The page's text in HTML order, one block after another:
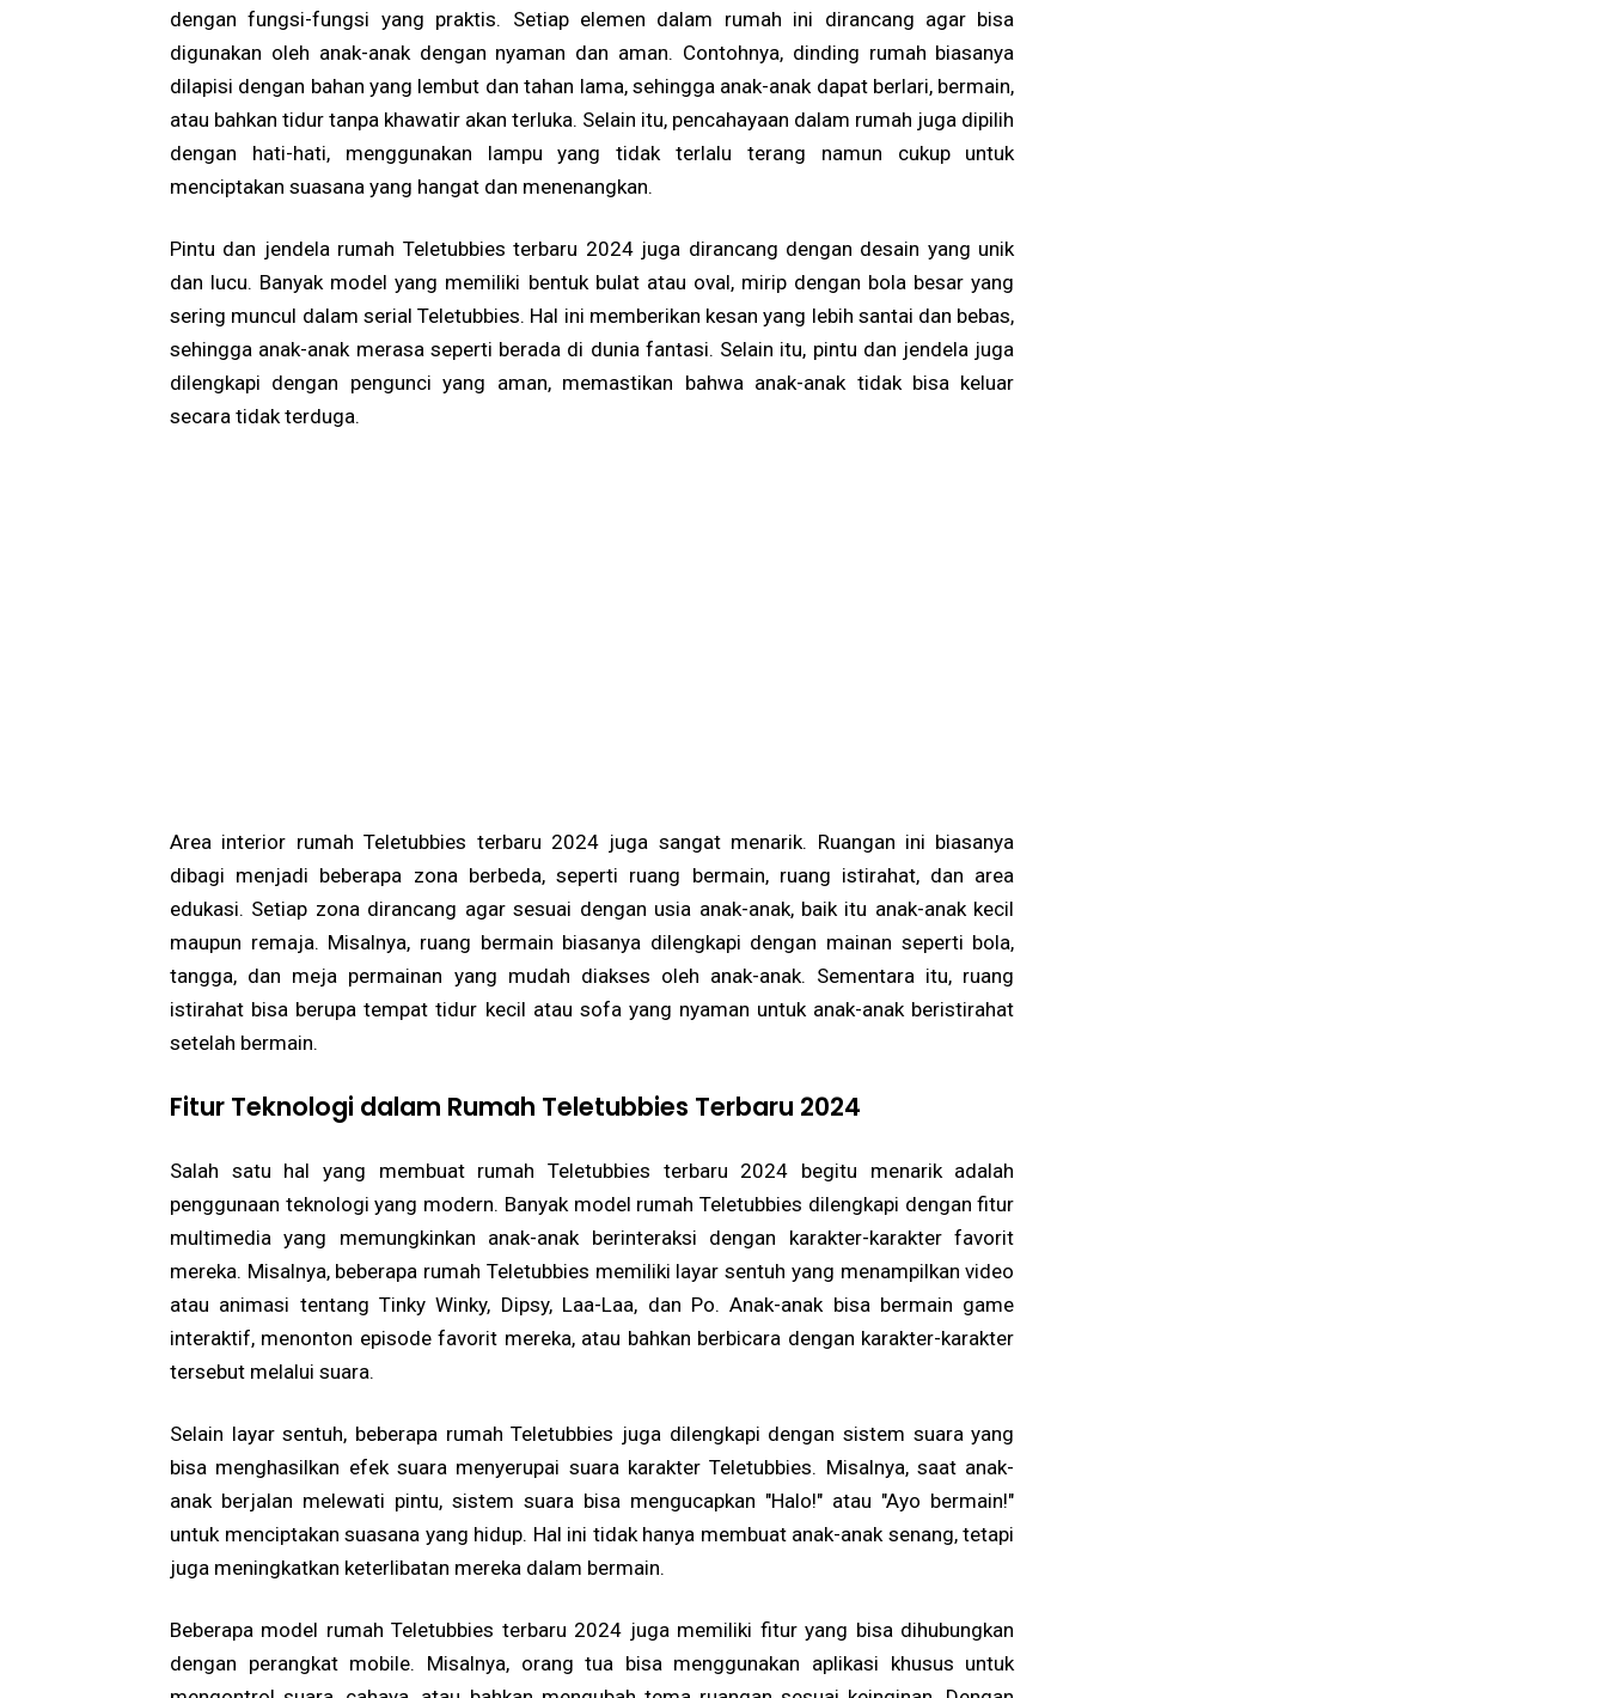
dengan fungsi-fungsi yang praktis. Setiap elemen dalam rumah ini dirancang agar bisa
digunakan oleh anak-anak dengan nyaman dan aman. Contohnya, dinding rumah biasanya
dilapisi dengan bahan yang lembut dan tahan lama, sehingga anak-anak dapat berlari, bermain,
atau bahkan tidur tanpa khawatir akan terluka. Selain itu, pencahayaan dalam rumah juga dipilih
dengan hati-hati, menggunakan lampu yang tidak terlalu terang namun cukup untuk
menciptakan suasana yang hangat dan menenangkan.
Pintu dan jendela rumah Teletubbies terbaru 2024 juga dirancang dengan desain yang unik
dan lucu. Banyak model yang memiliki bentuk bulat atau oval, mirip dengan bola besar yang
sering muncul dalam serial Teletubbies. Hal ini memberikan kesan yang lebih santai dan bebas,
sehingga anak-anak merasa seperti berada di dunia fantasi. Selain itu, pintu dan jendela juga
dilengkapi dengan pengunci yang aman, memastikan bahwa anak-anak tidak bisa keluar
secara tidak terduga.
Area interior rumah Teletubbies terbaru 2024 juga sangat menarik. Ruangan ini biasanya
dibagi menjadi beberapa zona berbeda, seperti ruang bermain, ruang istirahat, dan area
edukasi. Setiap zona dirancang agar sesuai dengan usia anak-anak, baik itu anak-anak kecil
maupun remaja. Misalnya, ruang bermain biasanya dilengkapi dengan mainan seperti bola,
tangga, dan meja permainan yang mudah diakses oleh anak-anak. Sementara itu, ruang
istirahat bisa berupa tempat tidur kecil atau sofa yang nyaman untuk anak-anak beristirahat
setelah bermain.
Fitur Teknologi dalam Rumah Teletubbies Terbaru 2024
Salah satu hal yang membuat rumah Teletubbies terbaru 2024 begitu menarik adalah
penggunaan teknologi yang modern. Banyak model rumah Teletubbies dilengkapi dengan fitur
multimedia yang memungkinkan anak-anak berinteraksi dengan karakter-karakter favorit
mereka. Misalnya, beberapa rumah Teletubbies memiliki layar sentuh yang menampilkan video
atau animasi tentang Tinky Winky, Dipsy, Laa-Laa, dan Po. Anak-anak bisa bermain game
interaktif, menonton episode favorit mereka, atau bahkan berbicara dengan karakter-karakter
tersebut melalui suara.
Selain layar sentuh, beberapa rumah Teletubbies juga dilengkapi dengan sistem suara yang
bisa menghasilkan efek suara menyerupai suara karakter Teletubbies. Misalnya, saat anak-
anak berjalan melewati pintu, sistem suara bisa mengucapkan "Halo!" atau "Ayo bermain!"
untuk menciptakan suasana yang hidup. Hal ini tidak hanya membuat anak-anak senang, tetapi
juga meningkatkan keterlibatan mereka dalam bermain.
Beberapa model rumah Teletubbies terbaru 2024 juga memiliki fitur yang bisa dihubungkan
dengan perangkat mobile. Misalnya, orang tua bisa menggunakan aplikasi khusus untuk